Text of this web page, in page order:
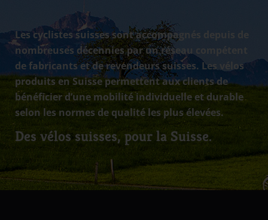
Les cyclistes suisses sont accompagnés depuis de
nombreuses décennies par un réseau compétent
de fabricants et de revendeurs suisses. Les vélos
produits en Suisse permettent aux clients de
bénéficier d’une mobilité individuelle et durable
selon les normes de qualité les plus élevées.
Des vélos suisses, pour la Suisse.